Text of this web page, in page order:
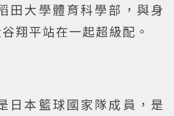
田大學體育科學部，與身
翔平站在一起超級配。
日本籃球國家隊成員，是